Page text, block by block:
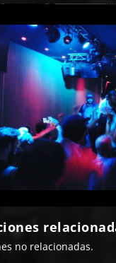
no relacionadas.